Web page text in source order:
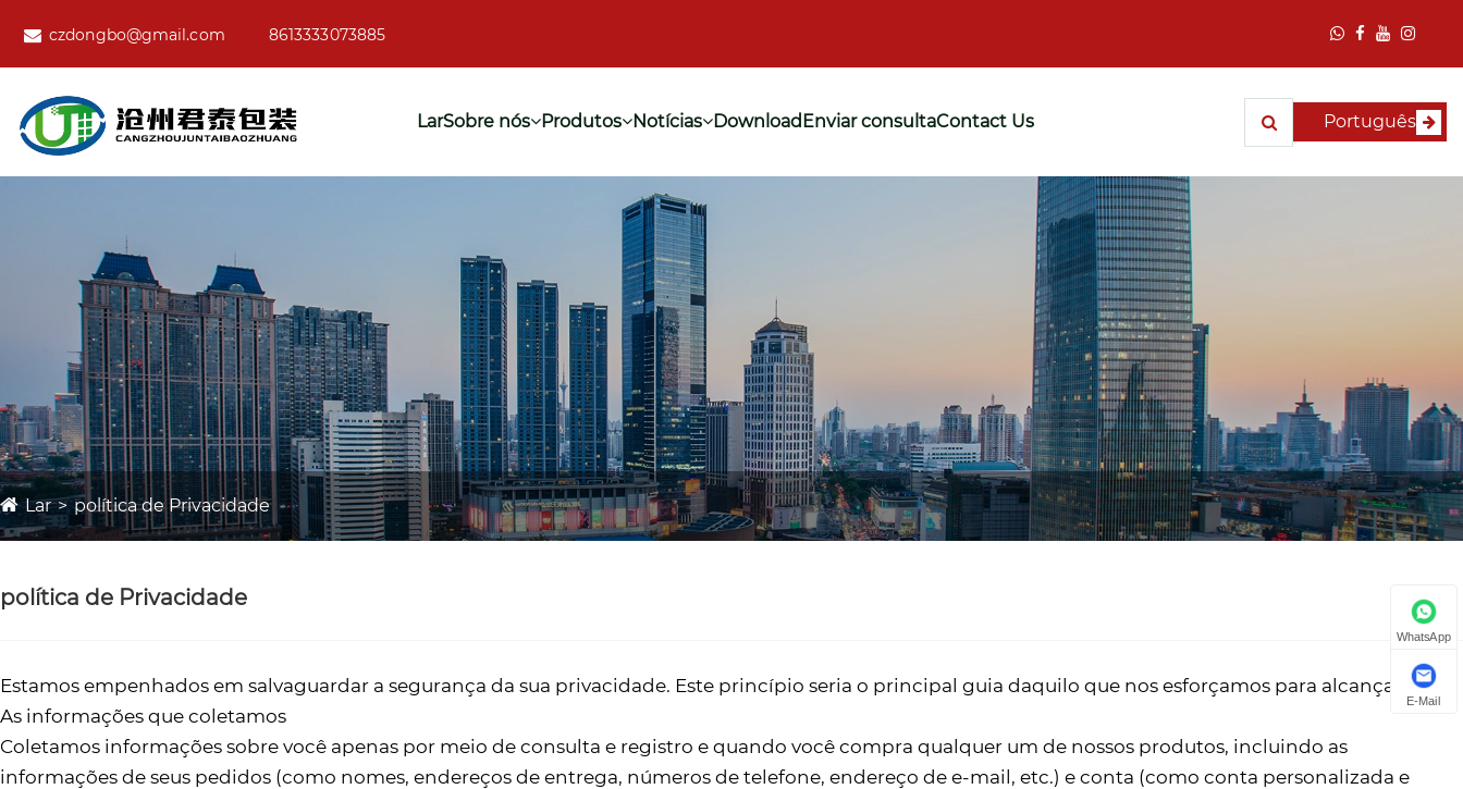
czdongbo@gmail.com 8613333073885
LarSobre nós Produtos Notícias Download Enviar consultaContact Us Português
Lar política de Privacidade
política de Privacidade
Estamos empenhados em salvaguardar a segurança da sua privacidade. Este princípio seria o principal guia daquilo que nos esforçamos para alcançar.
As informações que coletamos
Coletamos informações sobre você apenas por meio de consulta e registro e quando você compra qualquer um de nossos produtos, incluindo as
informações de seus pedidos (como nomes, endereços de entrega, números de telefone, endereço de e-mail, etc.) e conta (como conta personalizada e
WhatsApp
E-Mail